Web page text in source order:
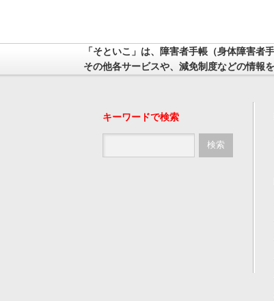
「そといこ」は、障害者手帳（身体障害者
その他各サービスや、減免制度などの情報
キーワードで検索